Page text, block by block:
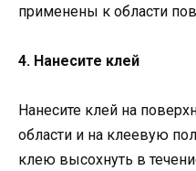
применены к области
4. Нанесите клей
Нанесите клей на
области и на клеевую
клею высохнуть в